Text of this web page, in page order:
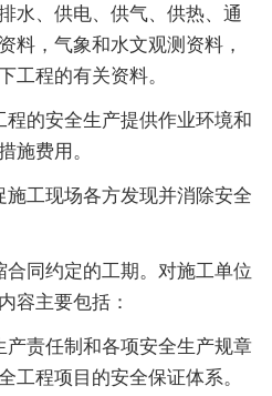
水、供电、供气、供热、通
料，气象和水文观测资料，
工程的有关资料。
程的安全生产提供作业环境和
施费用。
施工现场各方发现并消除安全
合同约定的工期。对施工单位
容主要包括：
产责任制和各项安全生产规章
工程项目的安全保证体系。